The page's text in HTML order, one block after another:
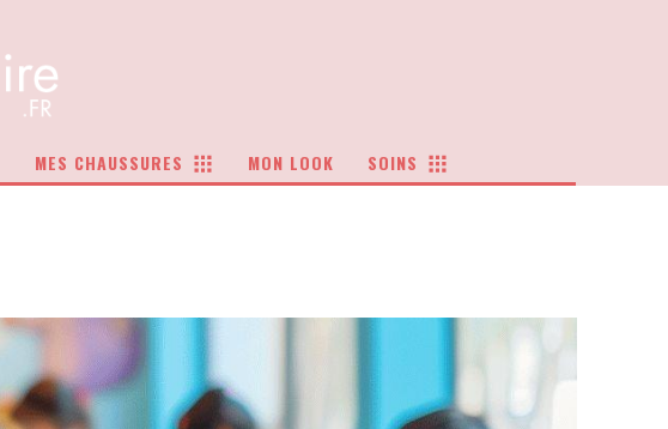
MES CHAUSSURES MON LOOK SOINS